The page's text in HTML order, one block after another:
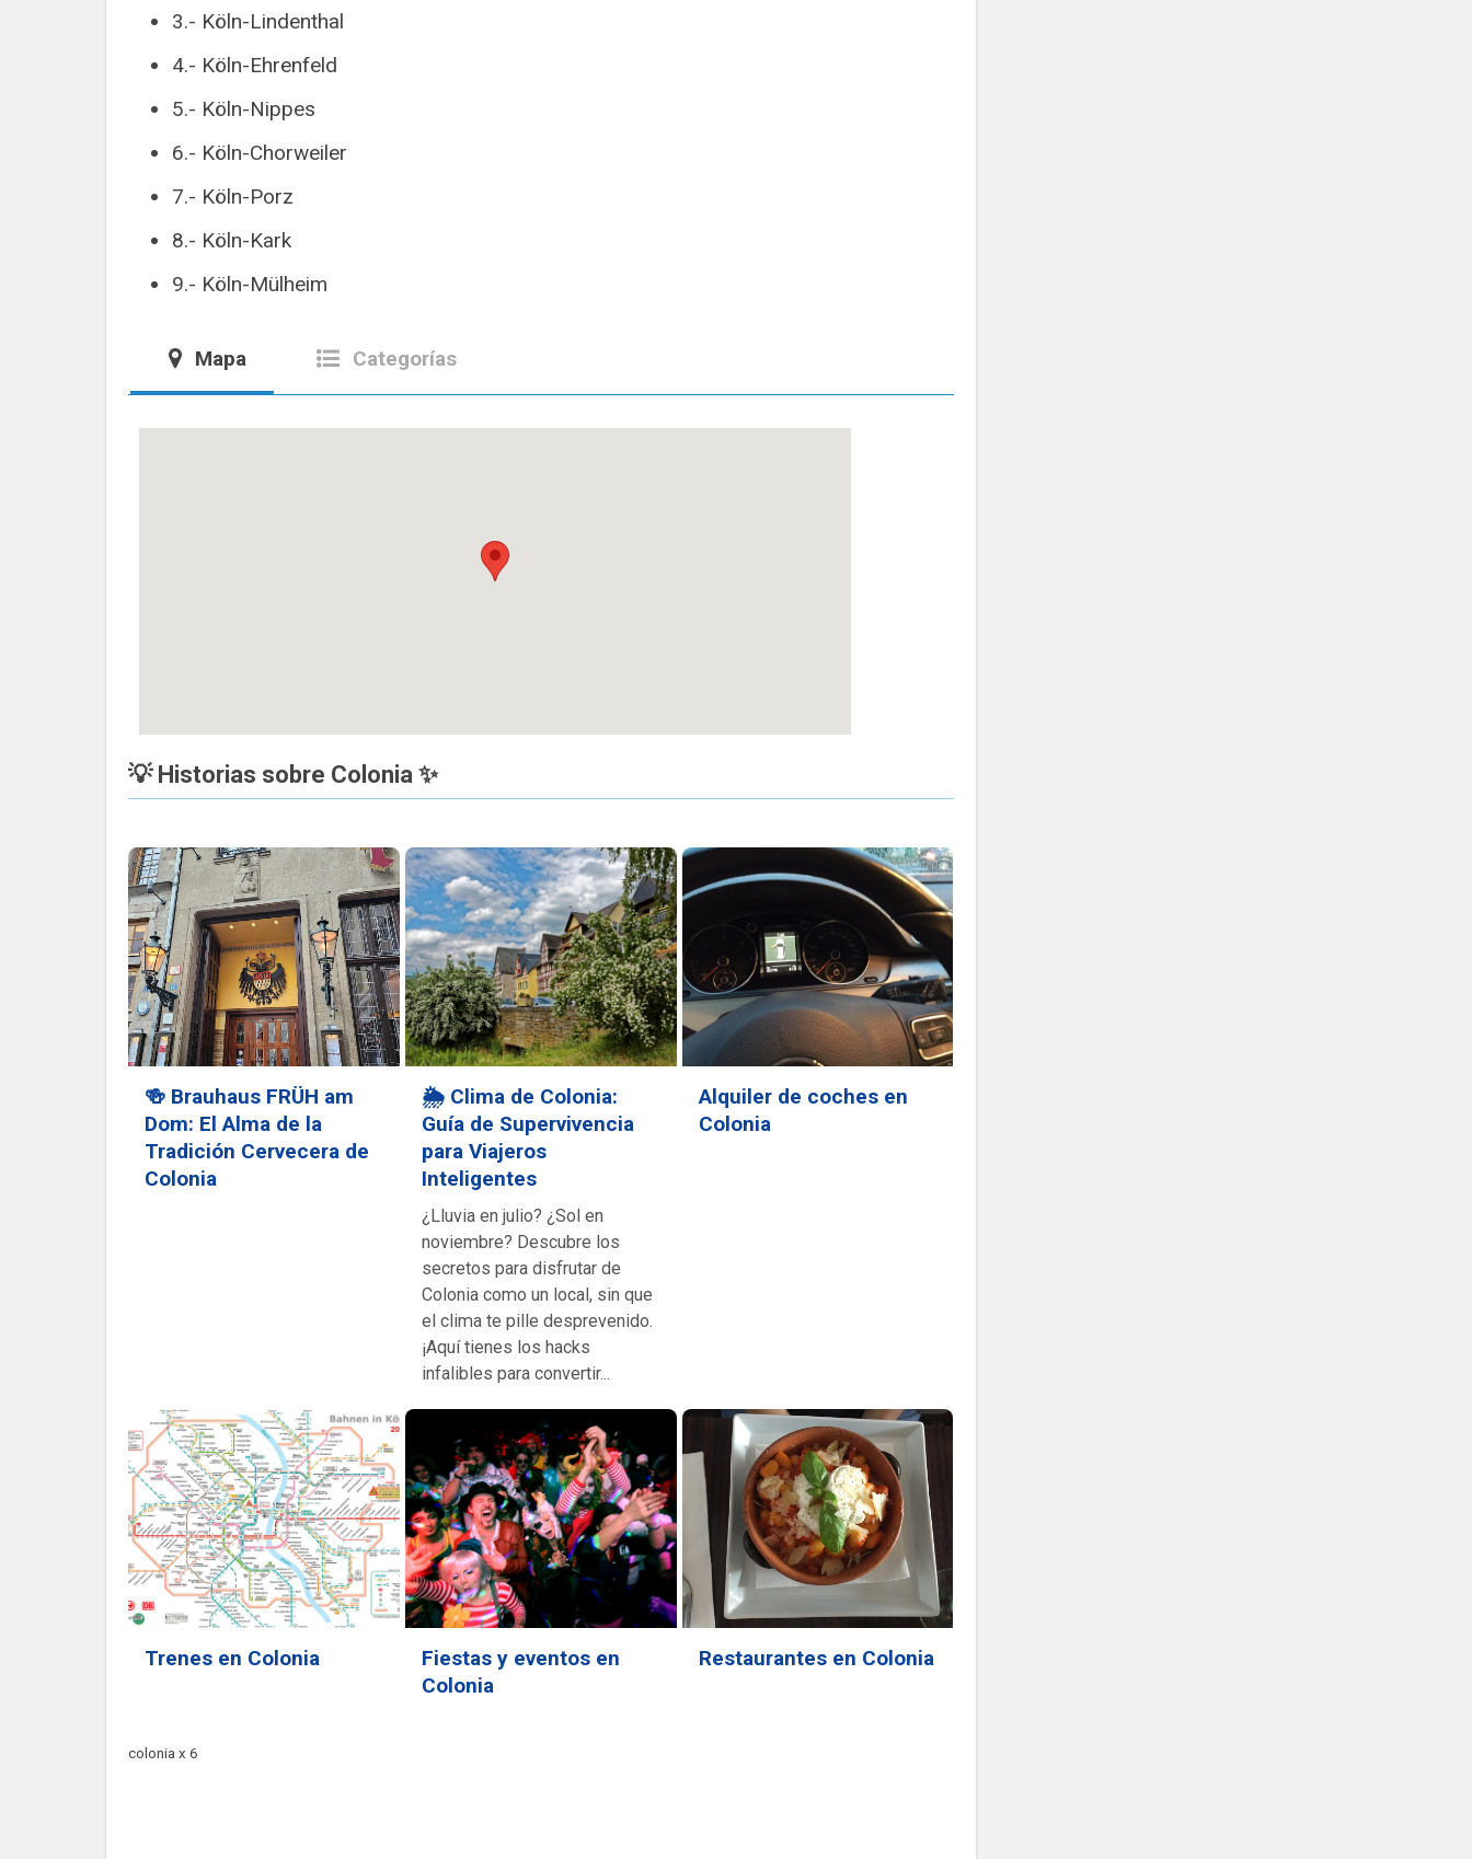
3.- Köln-Lindenthal
4.- Köln-Ehrenfeld
5.- Köln-Nippes
6.- Köln-Chorweiler
7.- Köln-Porz
8.- Köln-Kark
9.- Köln-Mülheim
Mapa Categorías
💡 Historias sobre Colonia ✨
🍻 Brauhaus FRÜH am
Dom: El Alma de la
Tradición Cervecera de
Colonia
🌦️ Clima de Colonia:
Guía de Supervivencia
para Viajeros
Inteligentes
¿Lluvia en julio? ¿Sol en
noviembre? Descubre los
secretos para disfrutar de
Colonia como un local, sin que
el clima te pille desprevenido.
¡Aquí tienes los hacks
infalibles para convertir...
Alquiler de coches en
Colonia
Trenes en Colonia
Fiestas y eventos en
Colonia
Restaurantes en Colonia
colonia x 6